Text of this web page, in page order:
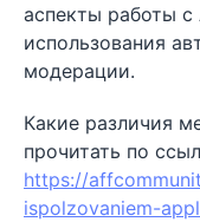
аспекты работы с
использования
модерации.
Какие различия
прочитать по
https://
ispolzovaniem-